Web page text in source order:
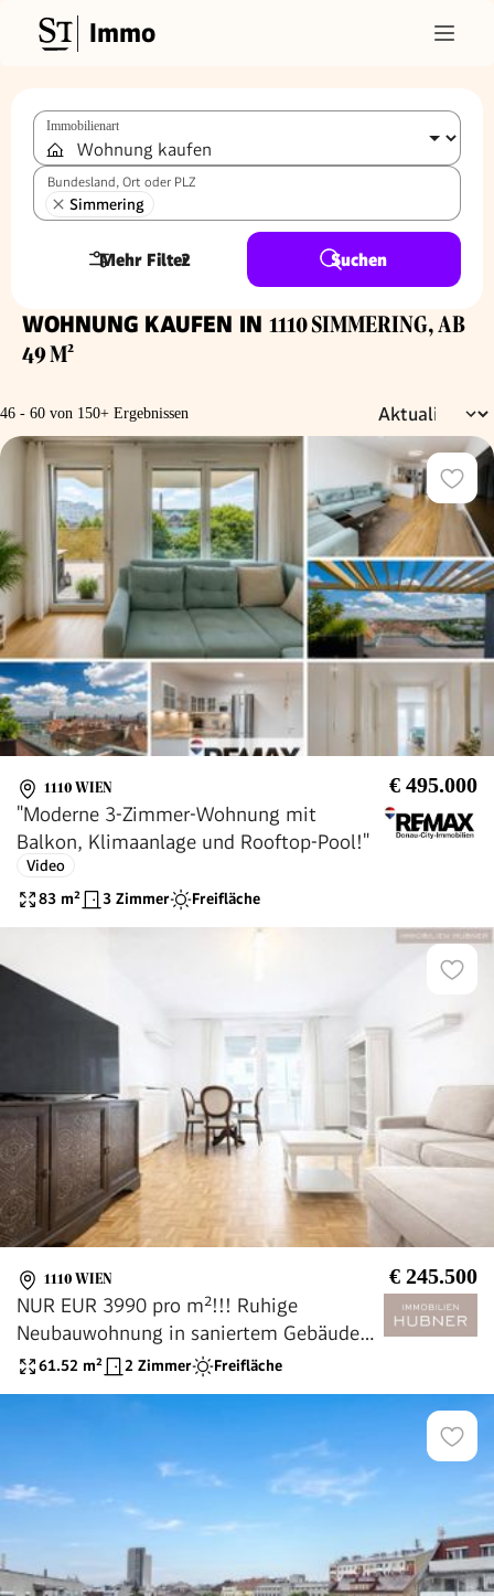
Immo
Immobilienart
Bundesland, Ort oder PLZ
Simmering
Mehr Filter
2 Suchen
WOHNUNG KAUFEN IN 1110 SIMMERING, AB
49 M²
46 - 60 von 150+ Ergebnissen
1110 WIEN € 495.000
"Moderne 3-Zimmer-Wohnung mit
Balkon, Klimaanlage und Rooftop-Pool!"
Video
83 m² 3 Zimmer Freifläche
1110 WIEN € 245.500
NUR EUR 3990 pro m²!!! Ruhige
Neubauwohnung in saniertem Gebäude
mit Vollwärmeschutz! Große Loggia!
61.52 m² 2 Zimmer Freifläche